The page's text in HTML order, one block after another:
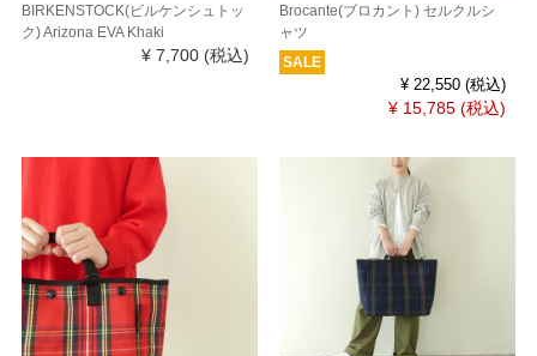
BIRKENSTOCK(ビルケンシュトッ
ク) Arizona EVA Khaki
¥ 7,700 (税込)
Brocante(ブロカント) セルクルシ
ャツ
SALE
¥ 22,550(税込)
¥ 15,785(税込)